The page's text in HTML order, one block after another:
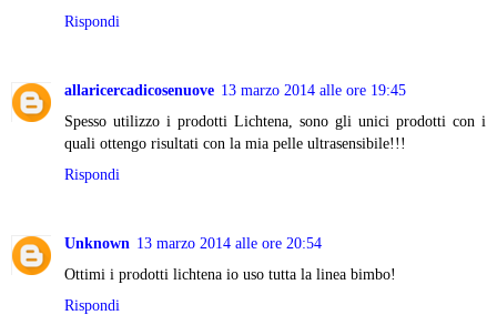
Rispondi
allaricercadicosenuove 13 marzo 2014 alle ore 19:45
Spesso utilizzo i prodotti Lichtena, sono gli unici prodotti con i
quali ottengo risultati con la mia pelle ultrasensibile!!!
Rispondi
Unknown 13 marzo 2014 alle ore 20:54
Ottimi i prodotti lichtena io uso tutta la linea bimbo!
Rispondi